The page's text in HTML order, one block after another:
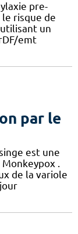
pre-
risque de
un
emt
par le
est une
.
de la variole